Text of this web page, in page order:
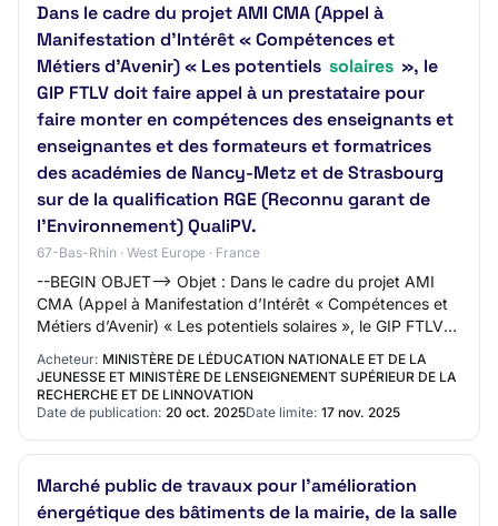
Dans le cadre du projet AMI CMA (Appel à
Manifestation d’Intérêt « Compétences et
Métiers d’Avenir) « Les potentiels solaires », le
GIP FTLV doit faire appel à un prestataire pour
faire monter en compétences des enseignants et
enseignantes et des formateurs et formatrices
des académies de Nancy-Metz et de Strasbourg
sur de la qualification RGE (Reconnu garant de
l’Environnement) QualiPV.
67-Bas-Rhin · West Europe · France
--BEGIN OBJET--> Objet : Dans le cadre du projet AMI
CMA (Appel à Manifestation d’Intérêt « Compétences et
Métiers d’Avenir) « Les potentiels solaires », le GIP FTLV
doit faire appel à un prestataire…
Acheteur: MINISTÈRE DE LÉDUCATION NATIONALE ET DE LA
JEUNESSE ET MINISTÈRE DE LENSEIGNEMENT SUPÉRIEUR DE LA
RECHERCHE ET DE LINNOVATION
Date de publication: 20 oct. 2025Date limite: 17 nov. 2025
Marché public de travaux pour l'amélioration
énergétique des bâtiments de la mairie, de la salle